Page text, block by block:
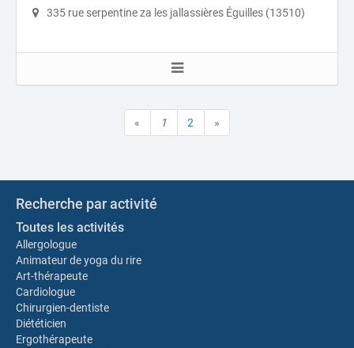
335 rue serpentine za les jallassières Éguilles (13510)
« 1 2 »
Recherche par activité
Toutes les activités
Allergologue
Animateur de yoga du rire
Art-thérapeute
Cardiologue
Chirurgien-dentiste
Diététicien
Ergothérapeute